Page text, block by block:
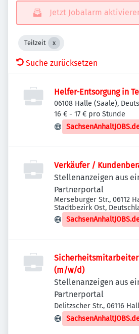
Jetzt Jobalarm
Teilzeit
Suche zurücksetzen
Helfer-Entsorgung in
06108 Halle (Saale),
16 € - 17 € pro Stunde
Verkäufer /
Stellenanzeigen aus
Partnerportal
Merseburger Str., 06112
Stadtbezirk Ost,
(m/w/d)
Stellenanzeigen aus
Partnerportal
Delitzscher Str., 06116
Stadtbezirk Ost,